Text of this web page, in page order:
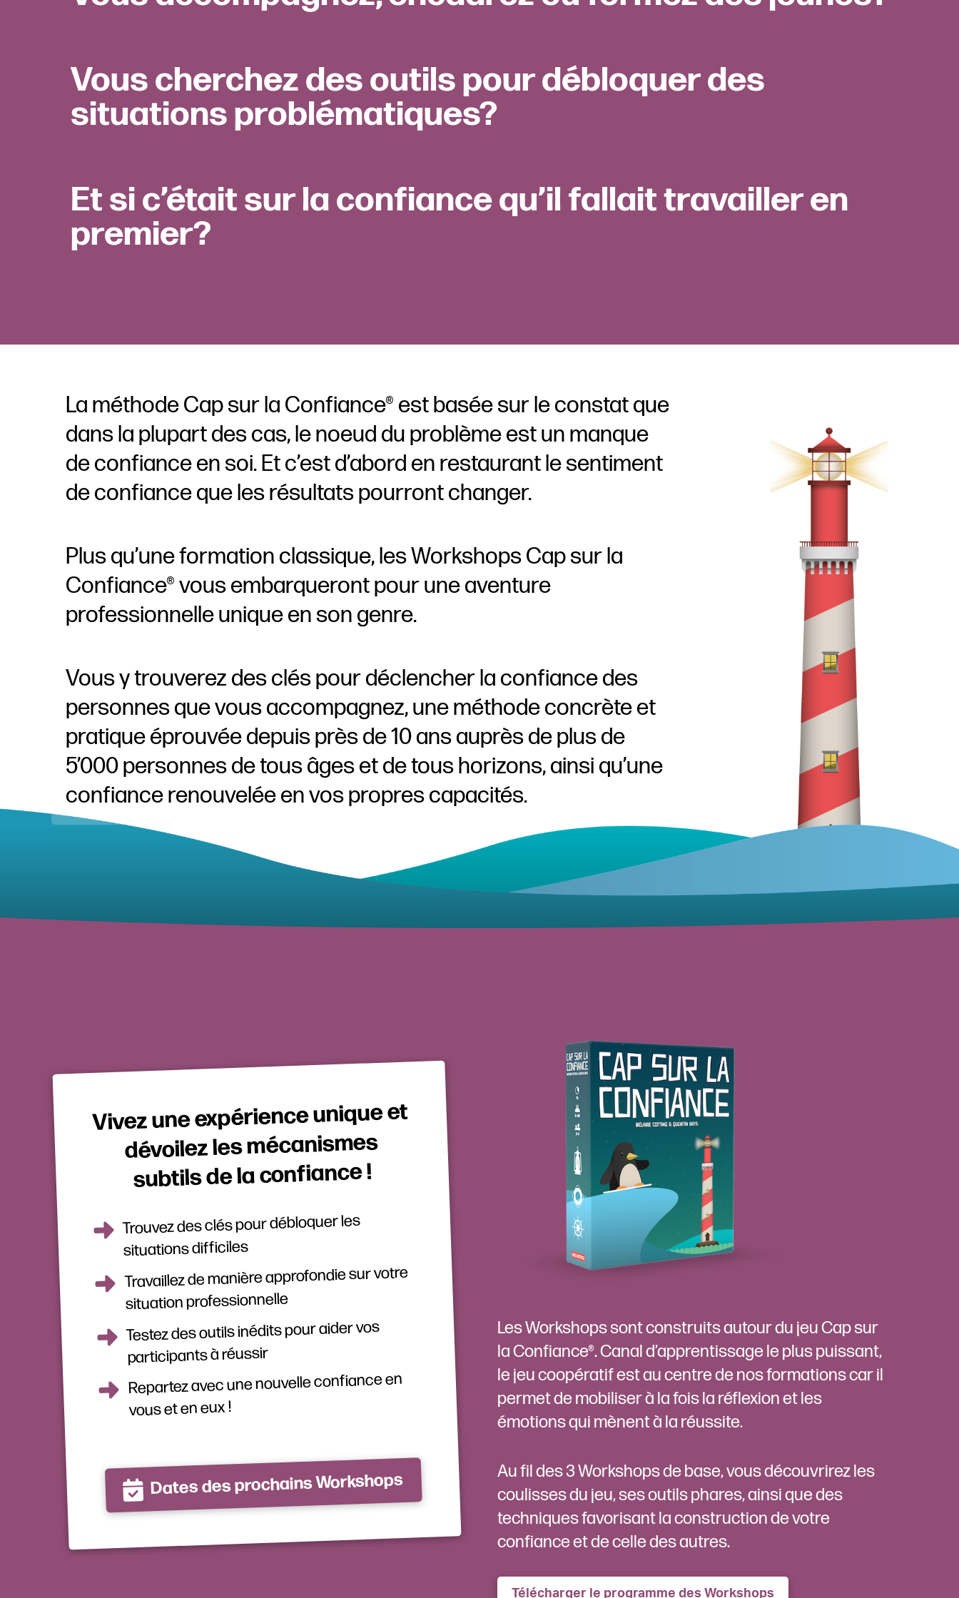
Vous cherchez des outils pour débloquer des
situations problématiques?
Et si c’était sur la confiance qu’il fallait travailler en
premier?
La méthode Cap sur la Confiance® est basée sur le constat que
dans la plupart des cas, le noeud du problème est un manque
de confiance en soi. Et c’est d’abord en restaurant le sentiment
de confiance que les résultats pourront changer.
Plus qu’une formation classique, les Workshops Cap sur la
Confiance® vous embarqueront pour une aventure
professionnelle unique en son genre.
Vous y trouverez des clés pour déclencher la confiance des
personnes que vous accompagnez, une méthode concrète et
pratique éprouvée depuis près de 10 ans auprès de plus de
5’000 personnes de tous âges et de tous horizons, ainsi qu’une
confiance renouvelée en vos propres capacités.
Vivez une expérience unique et
dévoilez les mécanismes
subtils de la confiance !
Trouvez des clés pour débloquer les
situations difficiles
Travaillez de manière approfondie sur votre
situation professionnelle
Testez des outils inédits pour aider vos
participants à réussir
Repartez avec une nouvelle confiance en
vous et en eux !
Dates des prochains Workshops
Les Workshops sont construits autour du jeu Cap sur
la Confiance®. Canal d’apprentissage le plus puissant,
le jeu coopératif est au centre de nos formations car il
permet de mobiliser à la fois la réflexion et les
émotions qui mènent à la réussite.
Au fil des 3 Workshops de base, vous découvrirez les
coulisses du jeu, ses outils phares, ainsi que des
techniques favorisant la construction de votre
confiance et de celle des autres.
Télécharger le programme des Workshops